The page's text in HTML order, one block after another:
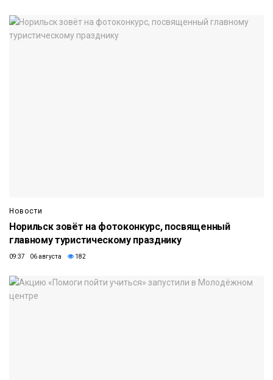
Новости
Норильск зовёт на фотоконкурс, посвященный
главному туристическому празднику
09:37 06 августа 182